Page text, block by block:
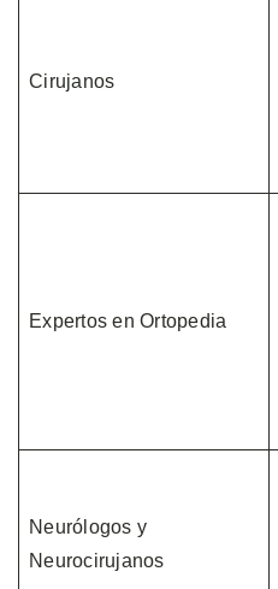
Cirujanos
Expertos en Ortopedia
Neurólogos y
Neurocirujanos